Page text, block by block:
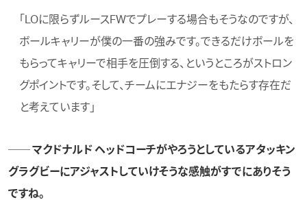
「LOに限らずルースFWでプレーする場合もそうなのですが、
ボールキャリーが僕の一番の強みです。できるだけボールを
もらってキャリーで相手を圧倒する、というところがストロン
グポイントです。そして、チームにエナジーをもたらす存在だ
と考えています」
── マクドナルド ヘッドコーチがやろうとしているアタッキン
グラグビーにアジャストしていけそうな感触がすでにありそう
ですね。